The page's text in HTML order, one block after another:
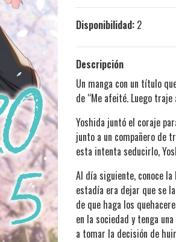
Disponibilidad: 2
Descripción
Un manga con un título
de “Me afeité. Luego
Yoshida juntó el coraje
junto a un compañero de
esta intenta seducirlo,
Al día siguiente, conoce la
estadía era dejar que se
de que haga los
en la sociedad y tenga
a tomar la decisión de